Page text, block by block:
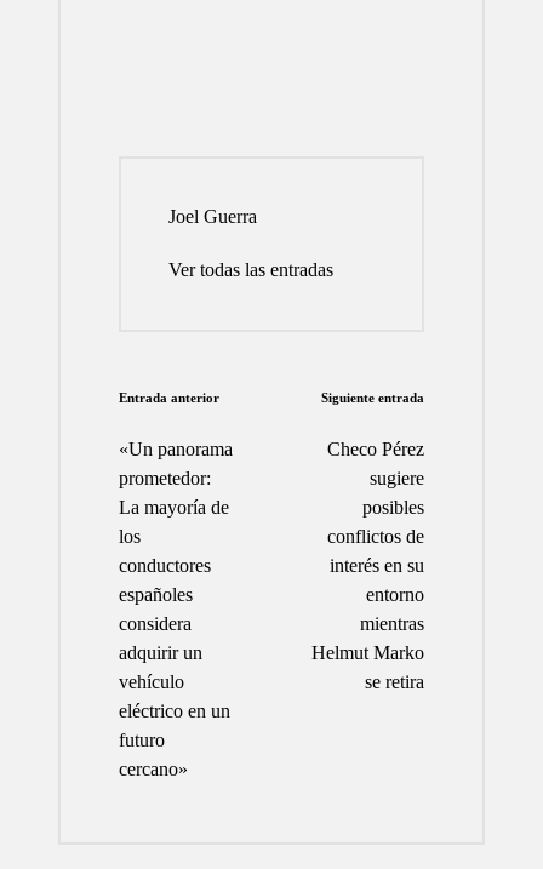
Joel Guerra
Ver todas las entradas
Navegación
de
entradas
Entrada anterior
«Un panorama
prometedor:
La mayoría de
los
conductores
españoles
considera
adquirir un
vehículo
eléctrico en un
futuro
cercano»
Siguiente entrada
Checo Pérez
sugiere
posibles
conflictos de
interés en su
entorno
mientras
Helmut Marko
se retira